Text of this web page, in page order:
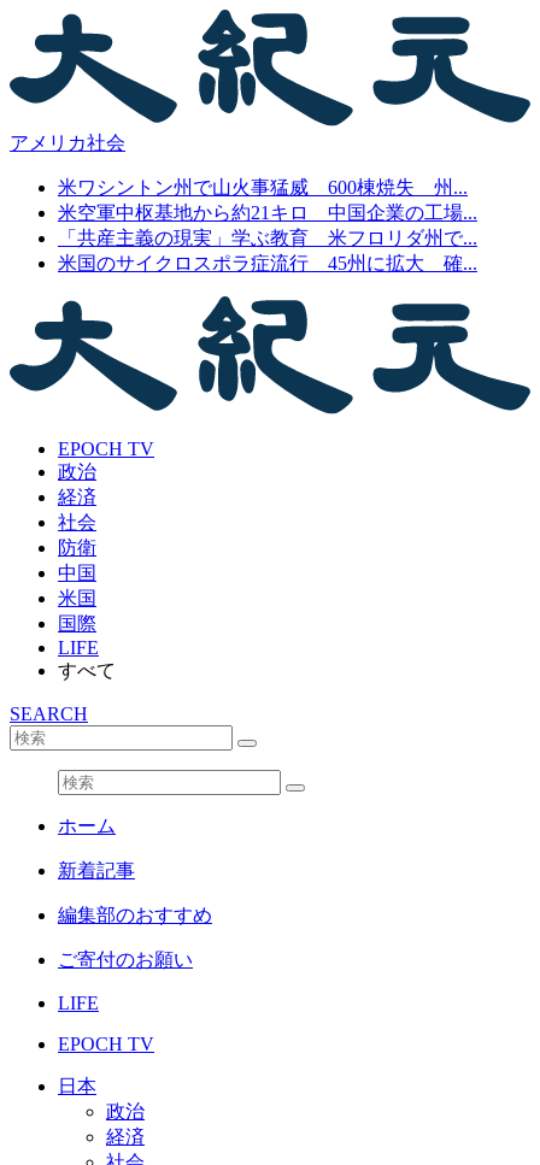
アメリカ社会
米ワシントン州で山火事猛威 600棟焼失 州...
米空軍中枢基地から約21キロ 中国企業の工場...
「共産主義の現実」学ぶ教育 米フロリダ州で...
米国のサイクロスポラ症流行 45州に拡大 確...
EPOCH TV
政治
経済
社会
防衛
中国
米国
国際
LIFE
すべて
SEARCH
ホーム
新着記事
編集部のおすすめ
ご寄付のお願い
LIFE
EPOCH TV
日本
政治
経済